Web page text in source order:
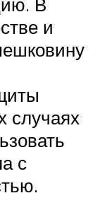
В
и
случаях
с